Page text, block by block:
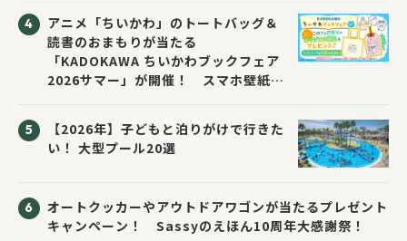
アニメ「ちいかわ」のトートバッグ＆
読書のおまもりが当たる
「KADOKAWA ちいかわブックフェア
2026サマー」が開催！ スマホ壁紙は
【2026年】子どもと泊りがけで行きた
い！ 大型プール20選
オートクッカーやアウトドアワゴンが当たるプレゼント
キャンペーン！ Sassyのえほん10周年大感謝祭！